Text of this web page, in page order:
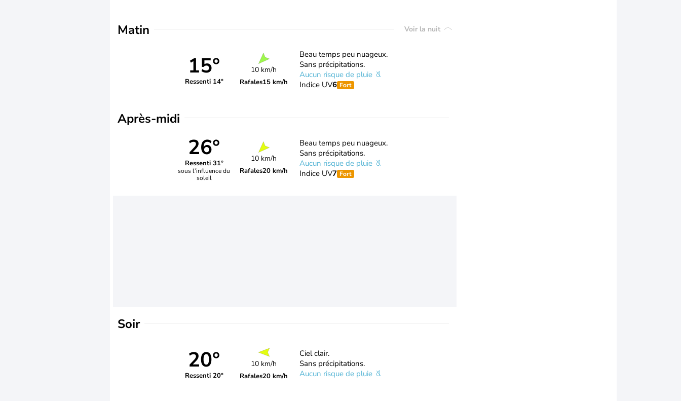
Matin Voir la nuit
15°
Ressenti 14°
10 km/h
Rafales15 km/h
Beau temps peu nuageux.
Sans précipitations.
Aucun risque de pluie
Indice UV6 Fort
Après-midi
26°
Ressenti 31°
sous l’influence du
soleil
10 km/h
Rafales20 km/h
Beau temps peu nuageux.
Sans précipitations.
Aucun risque de pluie
Indice UV7 Fort
Soir
20°
Ressenti 20°
10 km/h
Rafales20 km/h
Ciel clair.
Sans précipitations.
Aucun risque de pluie